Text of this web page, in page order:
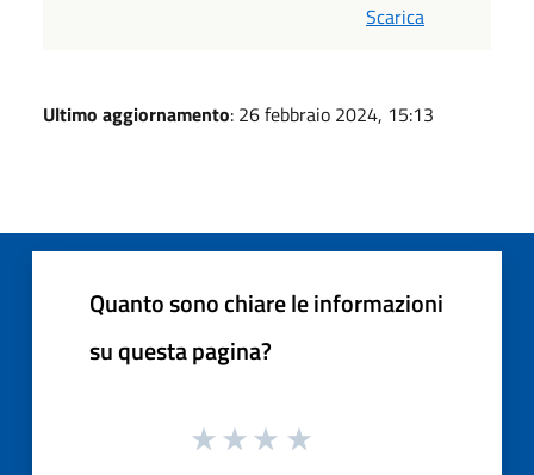
Scarica
Ultimo aggiornamento: 26 febbraio 2024, 15:13
Quanto sono chiare le informazioni
su questa pagina?